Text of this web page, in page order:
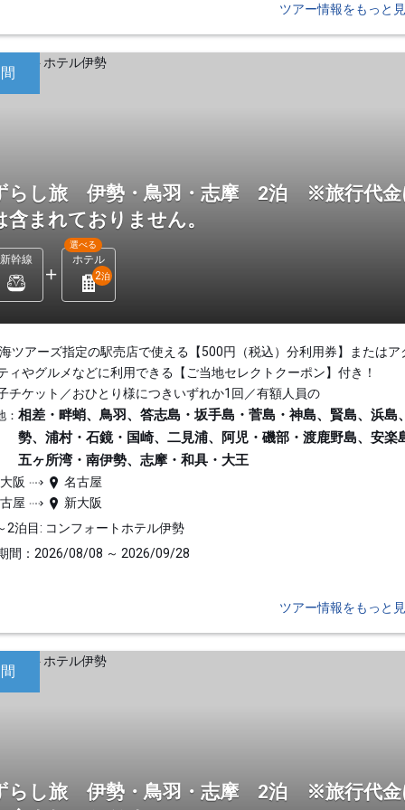
ツアー情報をもっと
らし旅 伊勢・鳥羽・志摩 2泊 ※旅行代金
含まれておりません。
新幹線 ホテル
選べる
2泊
ツアーズ指定の駅売店で使える【500円（税込）分利用券】またはア
ィやグルメなどに利用できる【ご当地セレクトクーポン】付き！
チケット／おひとり様につきいずれか1回／有額人員の
： 相差・畔蛸、鳥羽、答志島・坂手島・菅島・神島、賢島、浜島
勢、浦村・石鏡・国崎、二見浦、阿児・磯部・渡鹿野島、安楽
五ヶ所湾・南伊勢、志摩・和具・大王
阪
名古屋
屋
新大阪
2泊目: コンフォートホテル伊勢
間：2026/08/08 ～ 2026/09/28
ツアー情報をもっと
らし旅 伊勢・鳥羽・志摩 2泊 ※旅行代金